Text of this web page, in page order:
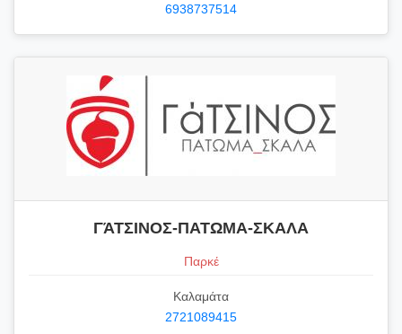
6938737514
ΓΆΤΣΙΝΟΣ-ΠΑΤΩΜΑ-ΣΚΑΛΑ
Παρκέ
Καλαμάτα
2721089415